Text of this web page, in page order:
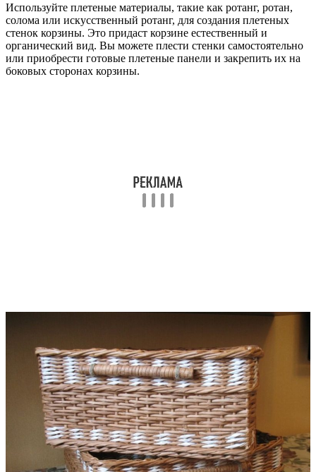
Используйте плетеные материалы, такие как ротанг, ротан,
солома или искусственный ротанг, для создания плетеных
стенок корзины. Это придаст корзине естественный и
органический вид. Вы можете плести стенки самостоятельно
или приобрести готовые плетеные панели и закрепить их на
боковых сторонах корзины.